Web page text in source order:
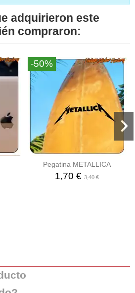
adquirieron este
compraron:
-50%
Pegatina METALLICA
1,70 €3,40 €